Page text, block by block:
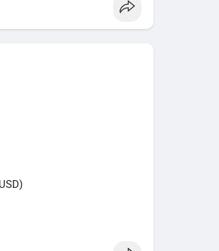
trong Mempool cho thấy